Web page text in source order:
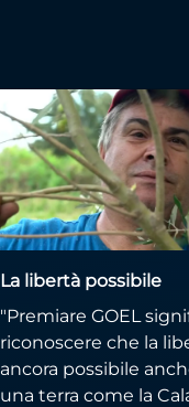
La libertà possibile
"Premiare GOEL
riconoscere che la
ancora possibile
una terra come la